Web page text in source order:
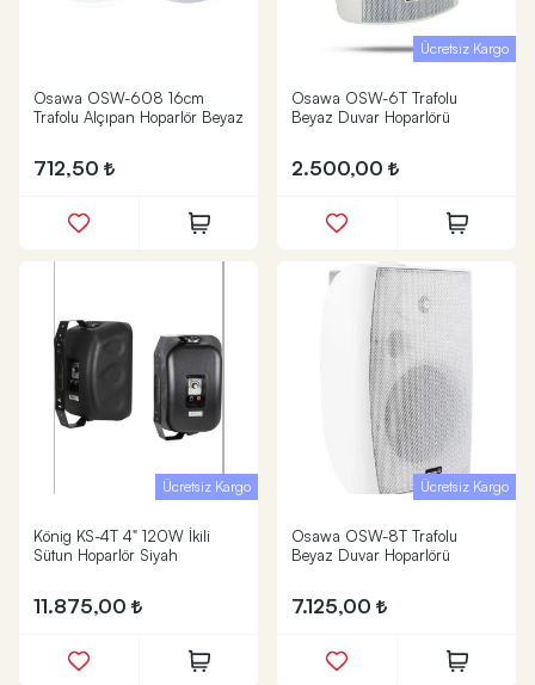
Osawa OSW-608 16cm
Trafolu Alçıpan Hoparlör Beyaz
712,50
Ücretsiz Kargo
Osawa OSW-6T Trafolu
Beyaz Duvar Hoparlörü
2.500,00
Ücretsiz Kargo
König KS-4T 4" 120W İkili
Sütun Hoparlör Siyah
11.875,00
Ücretsiz Kargo
Osawa OSW-8T Trafolu
Beyaz Duvar Hoparlörü
7.125,00